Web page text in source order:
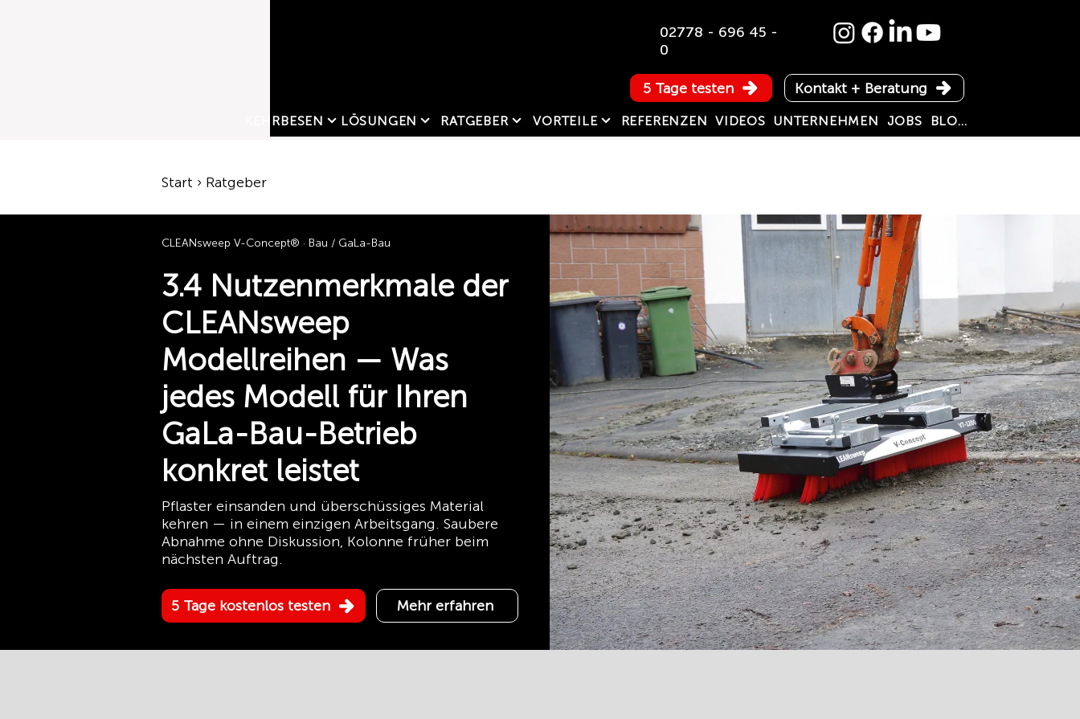
02778 - 696 45 -
0
Kontakt + Beratung
KEHRBESEN LÖSUNGEN RATGEBER VORTEILE REFERENZEN VIDEOS UNTERNEHMEN JOBS BLOG
5 Tage testen
Start › Ratgeber
CLEANsweep V-Concept® · Bau / GaLa-Bau
3.4 Nutzenmerkmale der
CLEANsweep
Modellreihen — Was
jedes Modell für Ihren
GaLa-Bau-Betrieb
konkret leistet
Pflaster einsanden und überschüssiges Material
kehren — in einem einzigen Arbeitsgang. Saubere
Abnahme ohne Diskussion, Kolonne früher beim
nächsten Auftrag.
5 Tage kostenlos testen Mehr erfahren